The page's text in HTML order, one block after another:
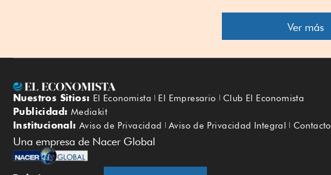
Ver más
Nuestros Sitios: El Economista El Empresario Club El Economista
Publicidad: Mediakit
Institucional: Aviso de Privacidad Aviso de Privacidad Integral Contacto
Una empresa de Nacer Global